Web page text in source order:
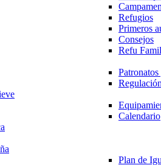
Refugios
Primeros
Consejos
Refu
Calendario
Plan de